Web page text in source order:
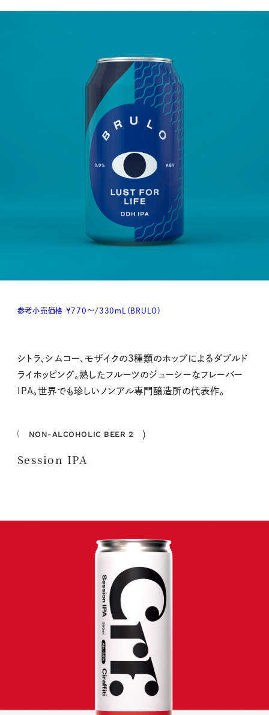
参考小売価格 ¥770～/330mL（BRULO）
シトラ、シムコー、モザイクの3種類のホップによるダブルド
ライホッピング。熟したフルーツのジューシーなフレーバー
IPA。世界でも珍しいノンアル専門醸造所の代表作。
NON-ALCOHOLIC BEER 2
Session IPA